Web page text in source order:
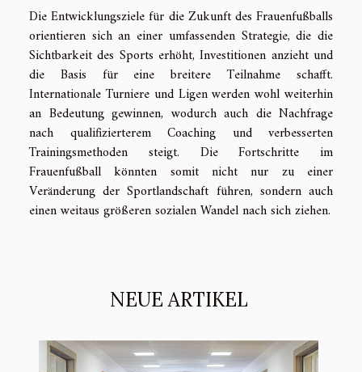
Die Entwicklungsziele für die Zukunft des Frauenfußballs
orientieren sich an einer umfassenden Strategie, die die
Sichtbarkeit des Sports erhöht, Investitionen anzieht und
die Basis für eine breitere Teilnahme schafft.
Internationale Turniere und Ligen werden wohl weiterhin
an Bedeutung gewinnen, wodurch auch die Nachfrage
nach qualifizierterem Coaching und verbesserten
Trainingsmethoden steigt. Die Fortschritte im
Frauenfußball könnten somit nicht nur zu einer
Veränderung der Sportlandschaft führen, sondern auch
einen weitaus größeren sozialen Wandel nach sich ziehen.
NEUE ARTIKEL